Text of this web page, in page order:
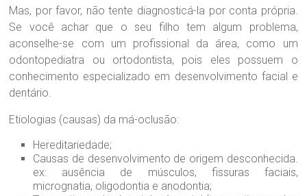
a
B
a
n
d
ã
Mas, por favor, não tente diagnosticá-la por conta própria.
Se você achar que o seu filho tem algum problema,
aconselhe-se com um profissional da área, como um
odontopediatra ou ortodontista, pois eles possuem o
conhecimento especializado em desenvolvimento facial e
dentário.
Etiologias (causas) da má-oclusão:
Hereditariedade;
Causas de desenvolvimento de origem desconhecida.
ex: ausência de músculos, fissuras faciais,
micrognatia, oligodontia e anodontia;